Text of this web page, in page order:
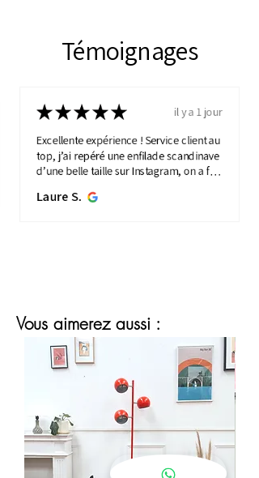
Témoignages
★★★★★
il y a 1 jour
Excellente expérience ! Service client au
top, j’ai repéré une enfilade scandinave
d’une belle taille sur Instagram, on a fait
plus...MONTRE PLUS
Laure S.
Vous aimerez aussi :